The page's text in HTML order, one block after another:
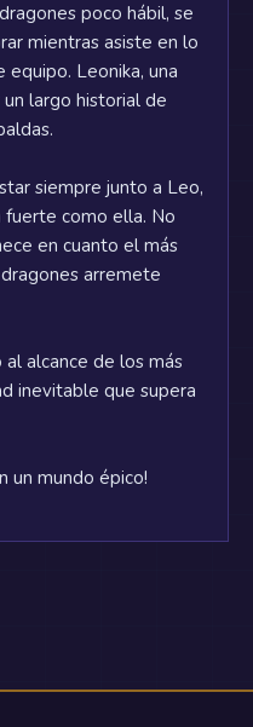
poco hábil, se
mientras asiste en lo
Leonika, una
largo historial de
siempre junto a Leo,
fuerte como ella. No
en cuanto el más
arremete
alcance de los más
inevitable que supera